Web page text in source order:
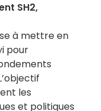
SH2,
à mettre en
pour
les
et politiques